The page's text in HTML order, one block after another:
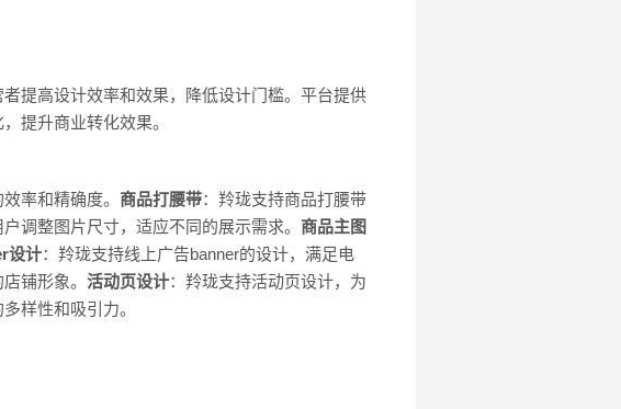
提高设计效率和效果，降低设计门槛。平台提供
提升商业转化效果。
率和精确度。 商品打腰带：羚珑支持商品打腰带
调整图片尺寸，适应不同的展示需求。 商品主图
设计：羚珑支持线上广告banner的设计，满足电
铺形象。 活动页设计：羚珑支持活动页设计，为
样性和吸引力。